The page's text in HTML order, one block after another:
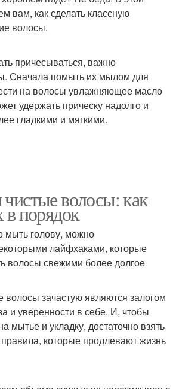
вам, как сделать классную
волосы.
причесываться, важно
Сначала помыть их мылом для
на волосы увлажняющее масло
удержать прическу надолго и
гладкими и мягкими.
волосы: как
в порядок
мыть голову, можно
лайфхаками, которые
волосы свежими более долгое
зачастую являются залогом
и уверенности в себе. И, чтобы
мытье и укладку, достаточно взять
которые продлевают жизнь